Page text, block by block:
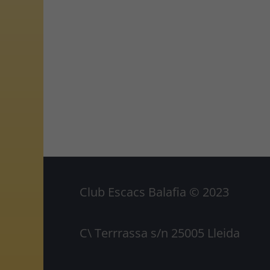
Club Escacs Balafia © 2023
C\ Terrrassa s/n 25005 Lleida